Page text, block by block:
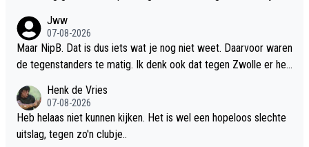
Jww
07-08-2026
Maar NipB. Dat is dus iets wat je nog niet weet. Daarvoor waren
de tegenstanders te matig. Ik denk ook dat tegen Zwolle er hee
logisch. Het moet nog verder worden geautomatiseerd. Denk d
at als je over 2 maanden het opnieuw bekijkt dat het spel al vee
l sneller zal gaan. Alleen moet je in de tussentijd geen punten lat
Henk de Vries
07-08-2026
Heb helaas niet kunnen kijken. Het is wel een hopeloos slechte
uitslag, tegen zo'n clubje..